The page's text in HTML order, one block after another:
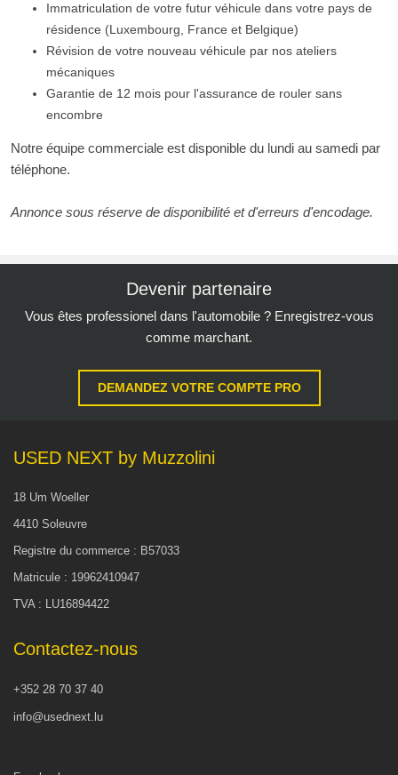
Immatriculation de votre futur véhicule dans votre pays de
résidence (Luxembourg, France et Belgique)
Révision de votre nouveau véhicule par nos ateliers
mécaniques
Garantie de 12 mois pour l'assurance de rouler sans
encombre
Notre équipe commerciale est disponible du lundi au samedi par
téléphone.
Annonce sous réserve de disponibilité et d'erreurs d'encodage.
Devenir partenaire
Vous êtes professionel dans l'automobile ? Enregistrez-vous
comme marchant.
DEMANDEZ VOTRE COMPTE PRO
USED NEXT by Muzzolini
18 Um Woeller
4410 Soleuvre
Registre du commerce : B57033
Matricule : 19962410947
TVA : LU16894422
Contactez-nous
+352 28 70 37 40
info@usednext.lu